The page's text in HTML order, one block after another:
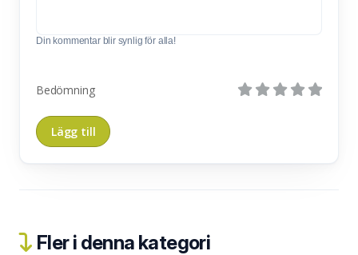
Din kommentar blir synlig för alla!
Bedömning
Fler i denna kategori